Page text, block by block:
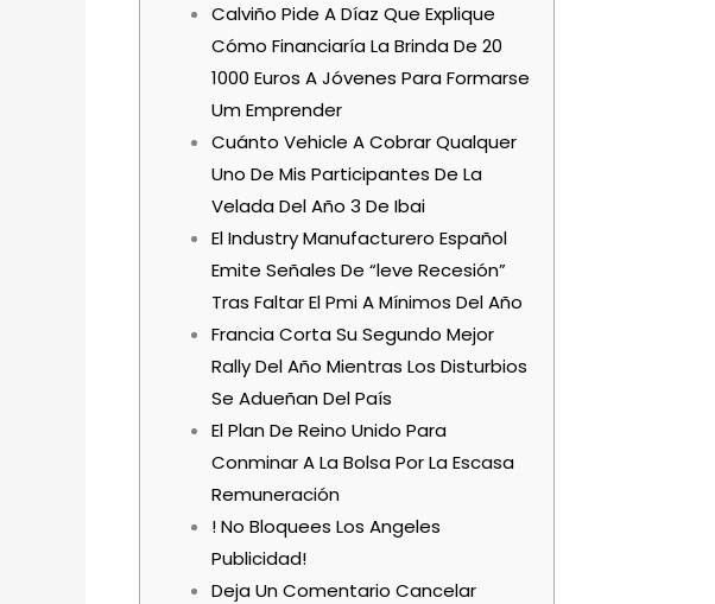
Calviño Pide A Díaz Que Explique
Cómo Financiaría La Brinda De 20
1000 Euros A Jóvenes Para Formarse
Um Emprender
Cuánto Vehicle A Cobrar Qualquer
Uno De Mis Participantes De La
Velada Del Año 3 De Ibai
El Industry Manufacturero Español
Emite Señales De “leve Recesión”
Tras Faltar El Pmi A Mínimos Del Año
Francia Corta Su Segundo Mejor
Rally Del Año Mientras Los Disturbios
Se Adueñan Del País
El Plan De Reino Unido Para
Conminar A La Bolsa Por La Escasa
Remuneración
! No Bloquees Los Angeles
Publicidad!
Deja Un Comentario Cancelar